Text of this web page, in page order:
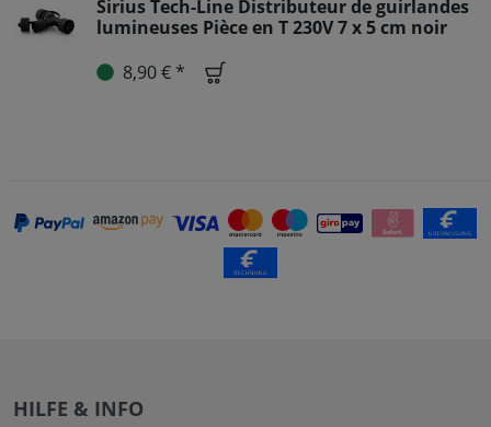
Sirius Tech-Line Distributeur de guirlandes
lumineuses Pièce en T 230V 7 x 5 cm noir
8,90 € *
HILFE & INFO